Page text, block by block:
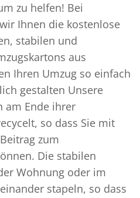
zu helfen! Bei
Ihnen die kostenlose
stabilen und
aus
Ihren Umzug so einfach
gestalten Unsere
am Ende ihrer
so dass Sie mit
zum
Die stabilen
Wohnung oder im
stapeln, so dass